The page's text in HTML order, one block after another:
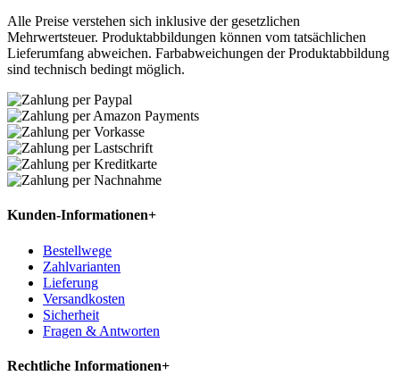
Alle Preise verstehen sich inklusive der gesetzlichen
Mehrwertsteuer. Produktabbildungen können vom tatsächlichen
Lieferumfang abweichen. Farbabweichungen der Produktabbildung
sind technisch bedingt möglich.
Kunden-Informationen+
Bestellwege
Zahlvarianten
Lieferung
Versandkosten
Sicherheit
Fragen & Antworten
Rechtliche Informationen+